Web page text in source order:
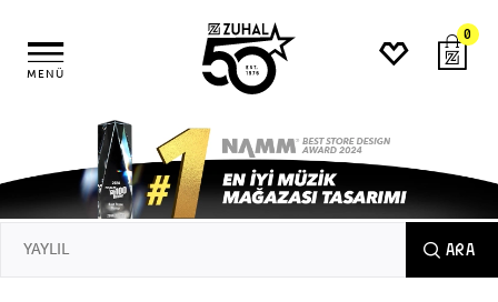
MENÜ
0
ARA